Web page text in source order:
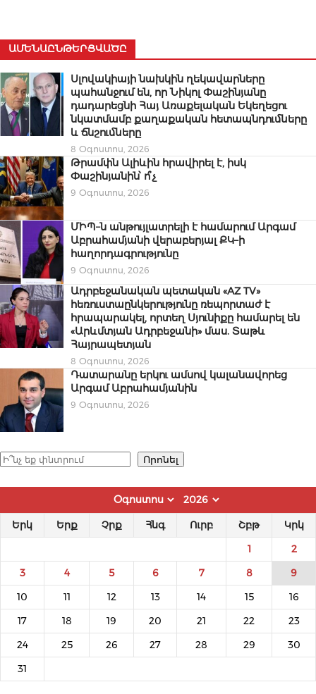
ԱՄԵՆԱԸՆԹԵՐՑՎԱԾԸ
Սլովակիայի նախկին ղեկավարները
պահանջում են, որ Նիկոլ Փաշինյանը
դադարեցնի Հայ Առաքելական Եկեղեցու
նկատմամբ քաղաքական հետապնդումները
և ճնշումները
8 Օգոստոս, 2026
Թրամփն Ալիևին հրավիրել է, իսկ
Փաշինյանին՝ ո՞չ
9 Օգոստոս, 2026
ՄԻՊ–ն անթույլատրելի է համարում Արգամ
Աբրահամյանի վերաբերյալ ՔԿ–ի
հաղորդագրությունը
9 Օգոստոս, 2026
Ադրբեջանական պետական «AZ TV»
հեռուստաընկերությունը ռեպորտաժ է
հրապարակել, որտեղ Սյունիքը համարել են
«Արևմտյան Ադրբեջանի» մաս. Տաթև
Հայրապետյան
8 Օգոստոս, 2026
Դատարանը երկու ամսով կալանավորեց
Արգամ Աբրահամյանին
9 Օգոստոս, 2026
Որոնել Որոնել
Երկ Երք Չրք Հնգ Ուրբ Շբթ Կրկ
1 2
3 4 5 6 7 8 9
10 11 12 13 14 15 16
17 18 19 20 21 22 23
24 25 26 27 28 29 30
31